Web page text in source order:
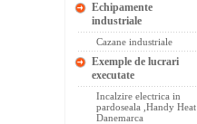
Echipamente
industriale
Cazane industriale
Exemple de lucrari
executate
Incalzire electrica in
pardoseala ,Handy Heat
Danemarca